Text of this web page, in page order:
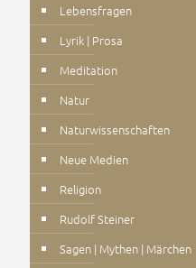
Lebensfragen
Lyrik | Prosa
Meditation
Natur
Naturwissenschaften
Neue Medien
Religion
Rudolf Steiner
Sagen | Mythen | Märchen